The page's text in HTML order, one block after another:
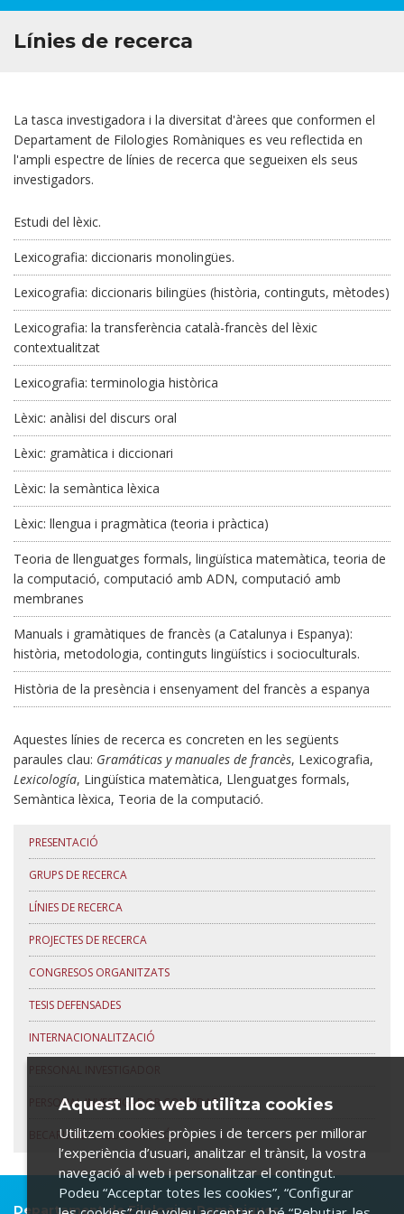
Personal investigador convidat
DIVULGACIÓ
ESTUDIANTS
Línies de recerca
La tasca investigadora i la diversitat d'àrees que conformen el
Departament de Filologies Romàniques es veu reflectida en
l'ampli espectre de línies de recerca que segueixen els seus
investigadors.
Estudi del lèxic.
Lexicografia: diccionaris monolingües.
Lexicografia: diccionaris bilingües (història, continguts, mètodes)
Lexicografia: la transferència català-francès del lèxic
contextualitzat
Lexicografia: terminologia històrica
Lèxic: anàlisi del discurs oral
Lèxic: gramàtica i diccionari
Lèxic: la semàntica lèxica
Lèxic: llengua i pragmàtica (teoria i pràctica)
Teoria de llenguatges formals, lingüística matemàtica, teoria de
la computació, computació amb ADN, computació amb
membranes
Manuals i gramàtiques de francès (a Catalunya i Espanya):
història, metodologia, continguts lingüístics i socioculturals.
Història de la presència i ensenyament del francès a espanya
Aquestes línies de recerca es concreten en les següents
paraules clau: Gramáticas y manuales de francès, Lexicografia,
Lexicología, Lingüística matemàtica, Llenguatges formals,
Semàntica lèxica, Teoria de la computació.
PRESENTACIÓ
GRUPS DE RECERCA
LÍNIES DE RECERCA
PROJECTES DE RECERCA
CONGRESOS ORGANITZATS
TESIS DEFENSADES
INTERNACIONALITZACIÓ
PERSONAL INVESTIGADOR CONVIDAT
BECARIS DE COL·LABORACIÓ
Departament de Filologies Romàniques
Aquest lloc web utilitza cookies
Utilitzem cookies pròpies i de tercers per millorar
l’experiència d’usuari, analitzar el trànsit, la vostra
navegació al web i personalitzar el contingut.
Podeu “Acceptar totes les cookies”, “Configurar